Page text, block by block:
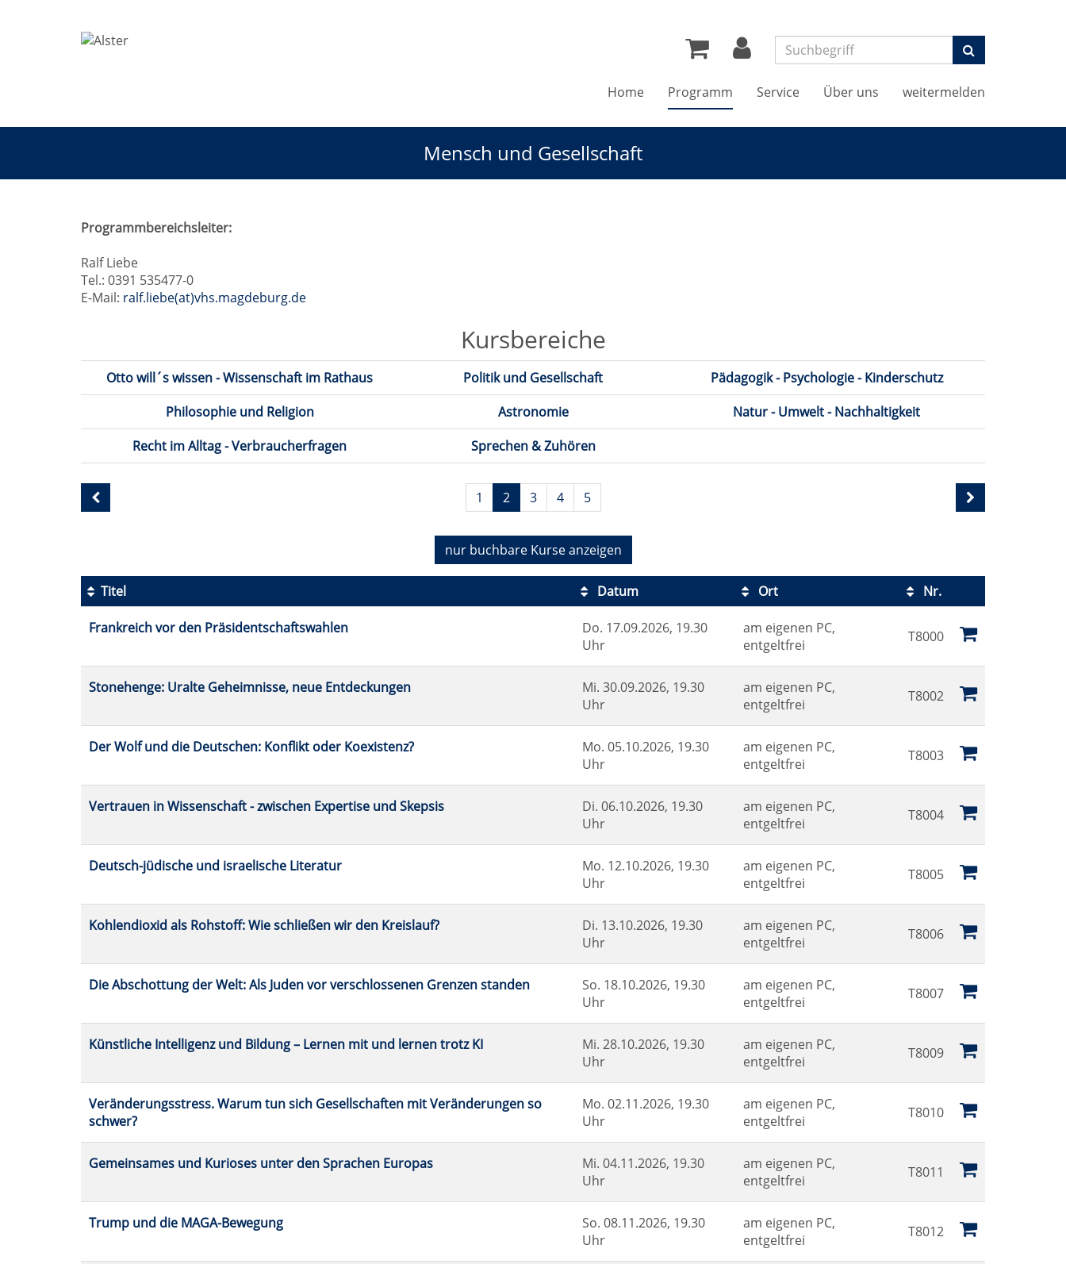
Suchen
Home Programm Service Über uns weitermelden
Mensch und Gesellschaft
Mensch
und
Gesellschaft
Programmbereichsleiter:
Ralf Liebe
Tel.: 0391 535477-0
E-Mail: ralf.liebe(at)vhs.magdeburg.de
Kursbereiche
Otto will´s wissen - Wissenschaft im Rathaus Politik und Gesellschaft
Pädagogik - Psychologie - Kinderschutz
Philosophie und Religion
Astronomie
Natur - Umwelt - Nachhaltigkeit
Recht im Alltag - Verbraucherfragen
Sprechen & Zuhören
Seite
2
1 2 3 4 5
nur buchbareKurse anzeigen
Tabellenüberschriften
sortiert
werden.
Titel Datum Ort
Nr.
Kursstatus
Frankreich vor den Präsidentschaftswahlen
Do. 17.09.2026, 19.30
Uhr
am eigenen PC,
entgeltfrei
T8000
Stonehenge: Uralte Geheimnisse, neue Entdeckungen Mi. 30.09.2026, 19.30
Uhr
am eigenen PC,
entgeltfrei
T8002
Der Wolf und die Deutschen: Konflikt oder Koexistenz? Mo. 05.10.2026, 19.30
Uhr
am eigenen PC,
entgeltfrei
T8003
Vertrauen in Wissenschaft - zwischen Expertise und Skepsis Di. 06.10.2026, 19.30
Uhr
am eigenen PC,
entgeltfrei
T8004
Deutsch-jüdische und israelische Literatur Mo. 12.10.2026, 19.30
Uhr
am eigenen PC,
entgeltfrei
T8005
Kohlendioxid als Rohstoff: Wie schließen wir den Kreislauf? Di. 13.10.2026, 19.30
Uhr
am eigenen PC,
entgeltfrei
T8006
Die Abschottung der Welt: Als Juden vor verschlossenen Grenzen standen So. 18.10.2026, 19.30
Uhr
am eigenen PC,
entgeltfrei
T8007
Künstliche Intelligenz und Bildung – Lernen mit und lernen trotz KI Mi. 28.10.2026, 19.30
Uhr
am eigenen PC,
entgeltfrei
T8009
Veränderungsstress. Warum tun sich Gesellschaften mit Veränderungen so
schwer?
Mo. 02.11.2026, 19.30
Uhr
am eigenen PC,
entgeltfrei
T8010
Gemeinsames und Kurioses unter den Sprachen Europas Mi. 04.11.2026, 19.30
Uhr
am eigenen PC,
entgeltfrei
T8011
Trump und die MAGA-Bewegung So. 08.11.2026, 19.30
Uhr
am eigenen PC,
entgeltfrei
T8012